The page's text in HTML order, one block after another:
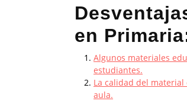
en
Algunos materiales
estudiantes.
La calidad del
aula.